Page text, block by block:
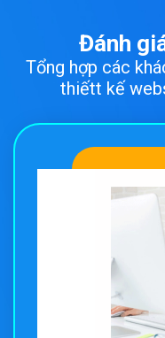
Đánh
Tổng hợp các
thiếtt kế